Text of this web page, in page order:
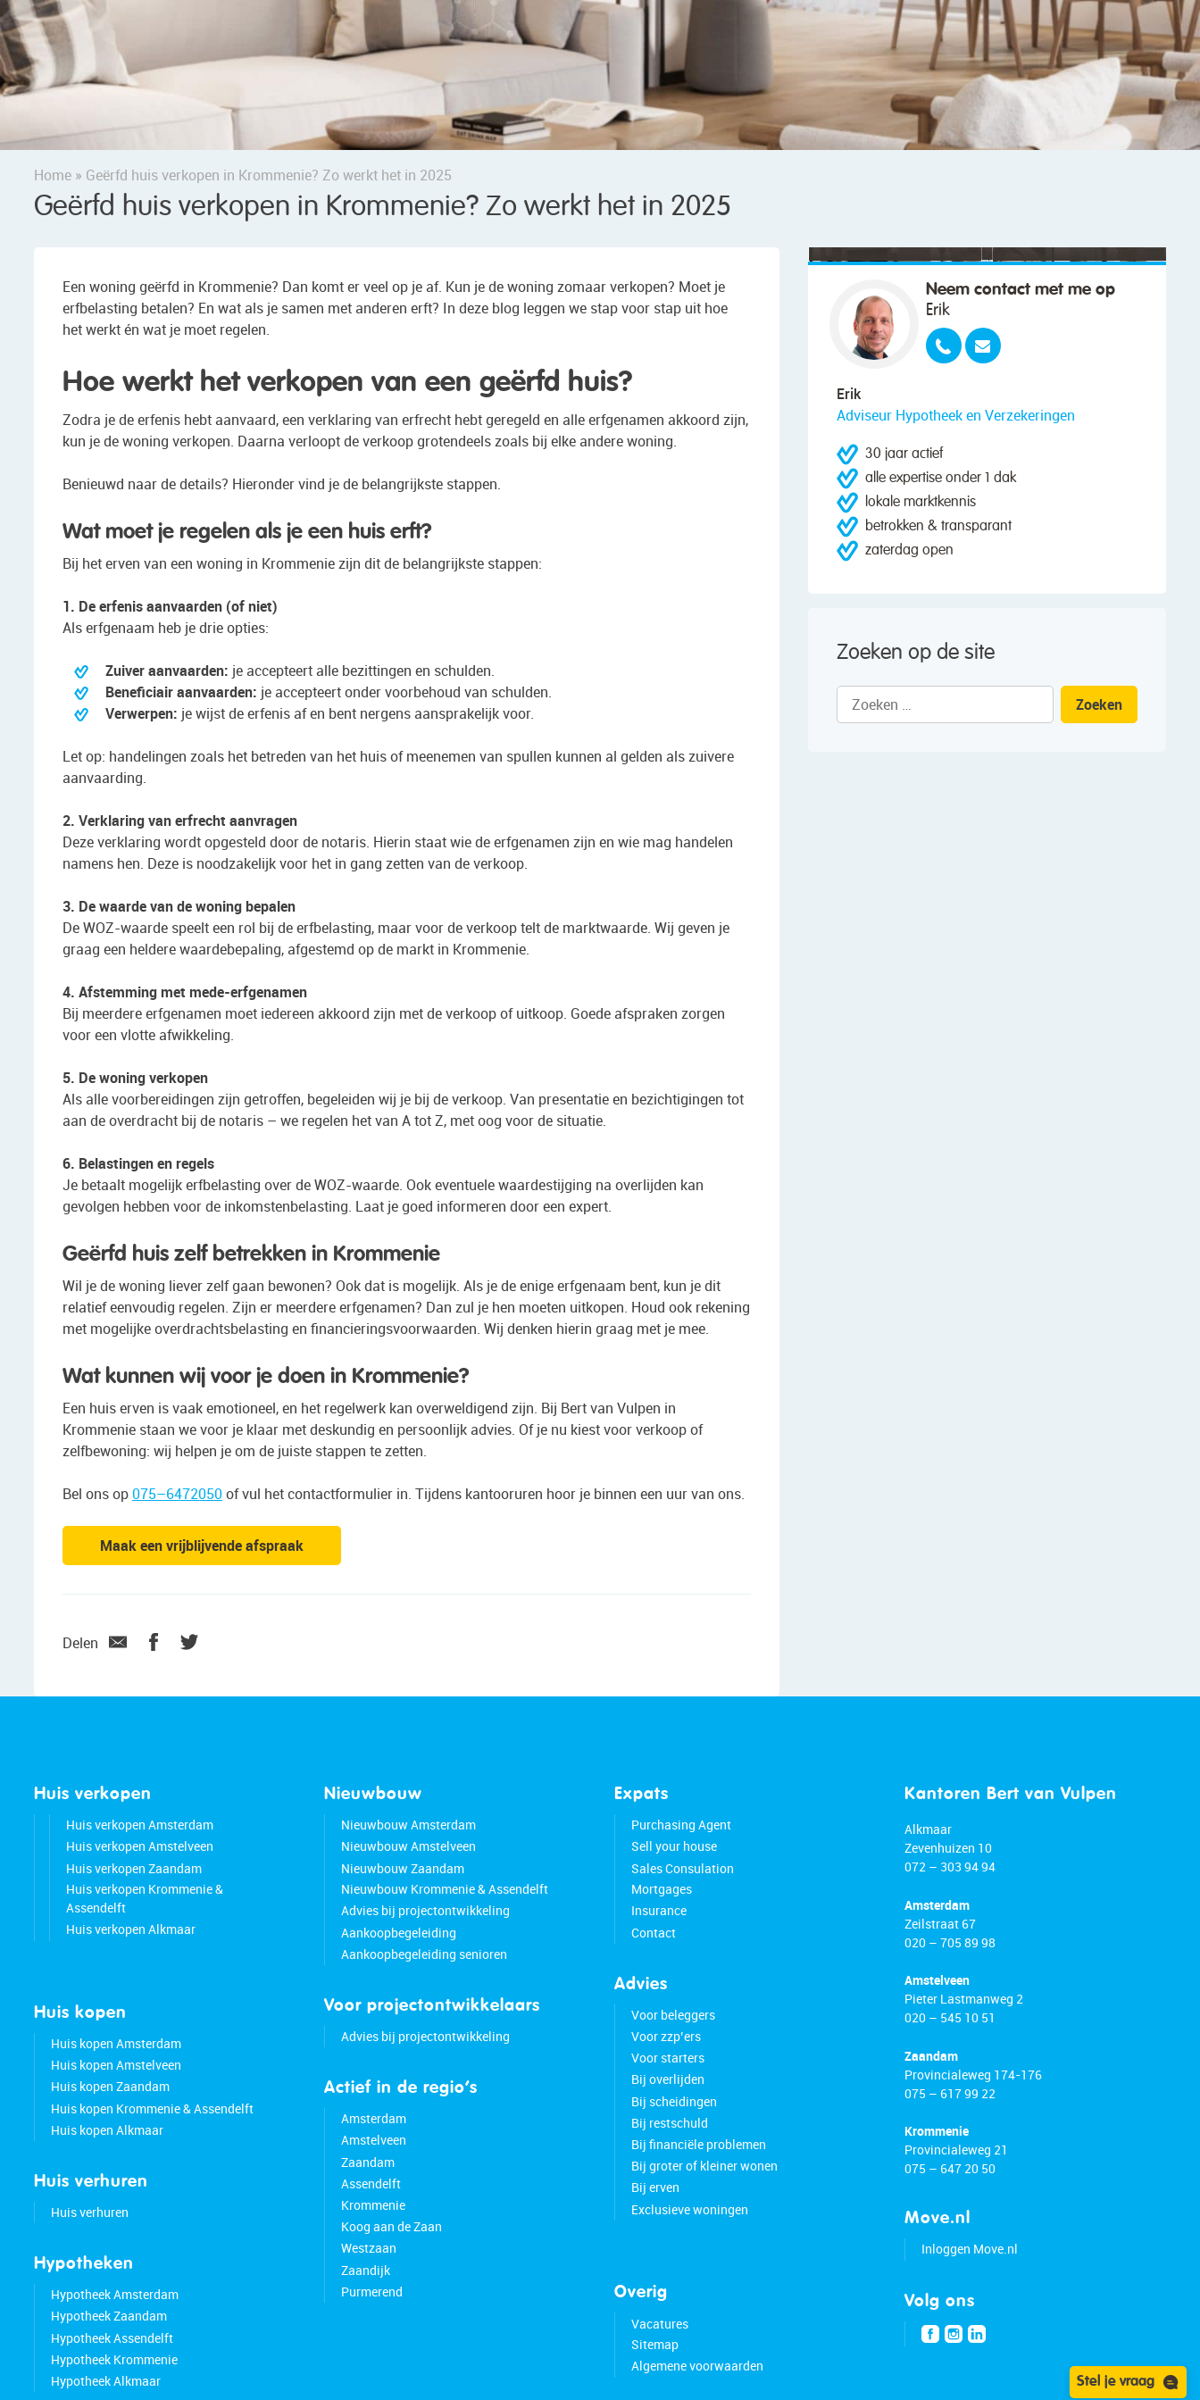
Home » Geërfd huis verkopen in Krommenie? Zo werkt het in 2025
Geërfd huis verkopen in Krommenie? Zo werkt het in 2025
Een woning geërfd in Krommenie? Dan komt er veel op je af. Kun je de woning zomaar verkopen? Moet je
erfbelasting betalen? En wat als je samen met anderen erft? In deze blog leggen we stap voor stap uit hoe
het werkt én wat je moet regelen.
Hoe werkt het verkopen van een geërfd huis?
Zodra je de erfenis hebt aanvaard, een verklaring van erfrecht hebt geregeld en alle erfgenamen akkoord zijn,
kun je de woning verkopen. Daarna verloopt de verkoop grotendeels zoals bij elke andere woning.
Benieuwd naar de details? Hieronder vind je de belangrijkste stappen.
Wat moet je regelen als je een huis erft?
Bij het erven van een woning in Krommenie zijn dit de belangrijkste stappen:
1. De erfenis aanvaarden (of niet)
Als erfgenaam heb je drie opties:
Zuiver aanvaarden: je accepteert alle bezittingen en schulden.
Beneficiair aanvaarden: je accepteert onder voorbehoud van schulden.
Verwerpen: je wijst de erfenis af en bent nergens aansprakelijk voor.
Let op: handelingen zoals het betreden van het huis of meenemen van spullen kunnen al gelden als zuivere
aanvaarding.
2. Verklaring van erfrecht aanvragen
Deze verklaring wordt opgesteld door de notaris. Hierin staat wie de erfgenamen zijn en wie mag handelen
namens hen. Deze is noodzakelijk voor het in gang zetten van de verkoop.
3. De waarde van de woning bepalen
De WOZ-waarde speelt een rol bij de erfbelasting, maar voor de verkoop telt de marktwaarde. Wij geven je
graag een heldere waardebepaling, afgestemd op de markt in Krommenie.
4. Afstemming met mede-erfgenamen
Bij meerdere erfgenamen moet iedereen akkoord zijn met de verkoop of uitkoop. Goede afspraken zorgen
voor een vlotte afwikkeling.
5. De woning verkopen
Als alle voorbereidingen zijn getroffen, begeleiden wij je bij de verkoop. Van presentatie en bezichtigingen tot
aan de overdracht bij de notaris – we regelen het van A tot Z, met oog voor de situatie.
6. Belastingen en regels
Je betaalt mogelijk erfbelasting over de WOZ-waarde. Ook eventuele waardestijging na overlijden kan
gevolgen hebben voor de inkomstenbelasting. Laat je goed informeren door een expert.
Geërfd huis zelf betrekken in Krommenie
Wil je de woning liever zelf gaan bewonen? Ook dat is mogelijk. Als je de enige erfgenaam bent, kun je dit
relatief eenvoudig regelen. Zijn er meerdere erfgenamen? Dan zul je hen moeten uitkopen. Houd ook rekening
met mogelijke overdrachtsbelasting en financieringsvoorwaarden. Wij denken hierin graag met je mee.
Wat kunnen wij voor je doen in Krommenie?
Een huis erven is vaak emotioneel, en het regelwerk kan overweldigend zijn. Bij Bert van Vulpen in
Krommenie staan we voor je klaar met deskundig en persoonlijk advies. Of je nu kiest voor verkoop of
zelfbewoning: wij helpen je om de juiste stappen te zetten.
Bel ons op075–6472050of vul het contactformulier in. Tijdens kantooruren hoor je binnen een uur van ons.
Maak een vrijblijvende afspraak
Delen
"We wilden vooral iemand die met ons
Neem contact met me op
Erik
Erik
Adviseur Hypotheek en Verzekeringen
30 jaar actief
alle expertise onder 1 dak
lokale marktkennis
betrokken & transparant
zaterdag open
Zoeken op de site
Zoeken
naar:
Huis verkopen
Huis verkopen Amsterdam
Huis verkopen Amstelveen
Huis verkopen Zaandam
Huis verkopen Krommenie &
Assendelft
Huis verkopen Alkmaar
Huis kopen
Huis kopen Amsterdam
Huis kopen Amstelveen
Huis kopen Zaandam
Huis kopen Krommenie & Assendelft
Huis kopen Alkmaar
Huis verhuren
Huis verhuren
Hypotheken
Hypotheek Amsterdam
Hypotheek Zaandam
Hypotheek Assendelft
Hypotheek Krommenie
Hypotheek Alkmaar
Nieuwbouw
Nieuwbouw Amsterdam
Nieuwbouw Amstelveen
Nieuwbouw Zaandam
Nieuwbouw Krommenie & Assendelft
Advies bij projectontwikkeling
Aankoopbegeleiding
Aankoopbegeleiding senioren
Voor projectontwikkelaars
Advies bij projectontwikkeling
Actief in de regio’s
Amsterdam
Amstelveen
Zaandam
Assendelft
Krommenie
Koog aan de Zaan
Westzaan
Zaandijk
Purmerend
Expats
Purchasing Agent
Sell your house
Sales Consulation
Mortgages
Insurance
Contact
Advies
Voor beleggers
Voor zzp’ers
Voor starters
Bij overlijden
Bij scheidingen
Bij restschuld
Bij financiële problemen
Bij groter of kleiner wonen
Bij erven
Exclusieve woningen
Overig
Vacatures
Sitemap
Algemene voorwaarden
Kantoren Bert van Vulpen
Alkmaar
Zevenhuizen 10
072 – 303 94 94
Amsterdam
Zeilstraat 67
020 – 705 89 98
Amstelveen
Pieter Lastmanweg 2
020 – 545 10 51
Zaandam
Provincialeweg 174-176
075 – 617 99 22
Krommenie
Provincialeweg 21
075 – 647 20 50
Move.nl
Inloggen Move.nl
Volg ons
Stel je vraag